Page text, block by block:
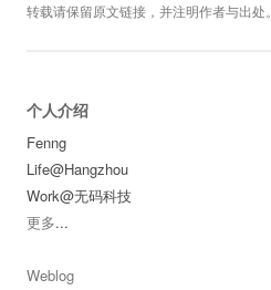
转载请保留原文链接，并注明作者与出处。
个人介绍
Fenng
Life@Hangzhou
Work@无码科技
更多...
Weblog